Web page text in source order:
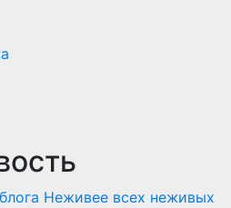
Неживее всех неживых